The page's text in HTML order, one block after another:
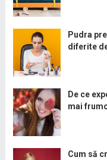
Pudra
diferite
De ce
mai
Cum să